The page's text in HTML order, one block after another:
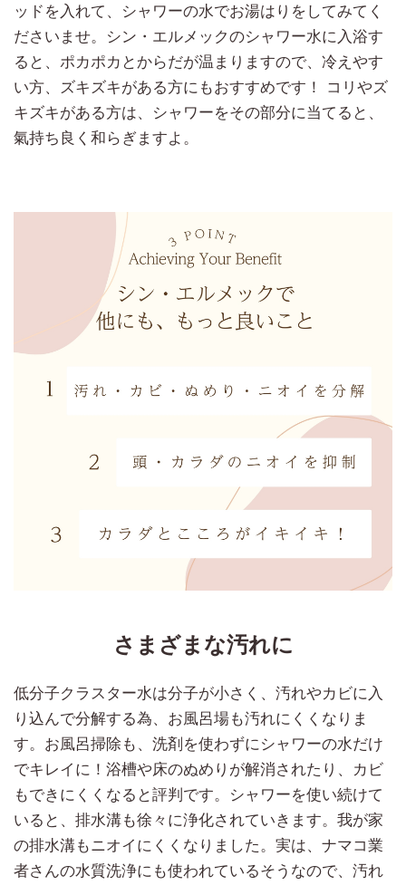
ッドを入れて、シャワーの水でお湯はりをしてみてく
ださいませ。シン・エルメックのシャワー水に入浴す
ると、ポカポカとからだが温まりますので、冷えやす
い方、ズキズキがある方にもおすすめです！ コリやズ
キズキがある方は、シャワーをその部分に当てると、
氣持ち良く和らぎますよ。
さまざまな汚れに
低分子クラスター水は分子が小さく、汚れやカビに入
り込んで分解する為、お風呂場も汚れにくくなりま
す。お風呂掃除も、洗剤を使わずにシャワーの水だけ
でキレイに！浴槽や床のぬめりが解消されたり、カビ
もできにくくなると評判です。シャワーを使い続けて
いると、排水溝も徐々に浄化されていきます。我が家
の排水溝もニオイにくくなりました。実は、ナマコ業
者さんの水質洗浄にも使われているそうなので、汚れ